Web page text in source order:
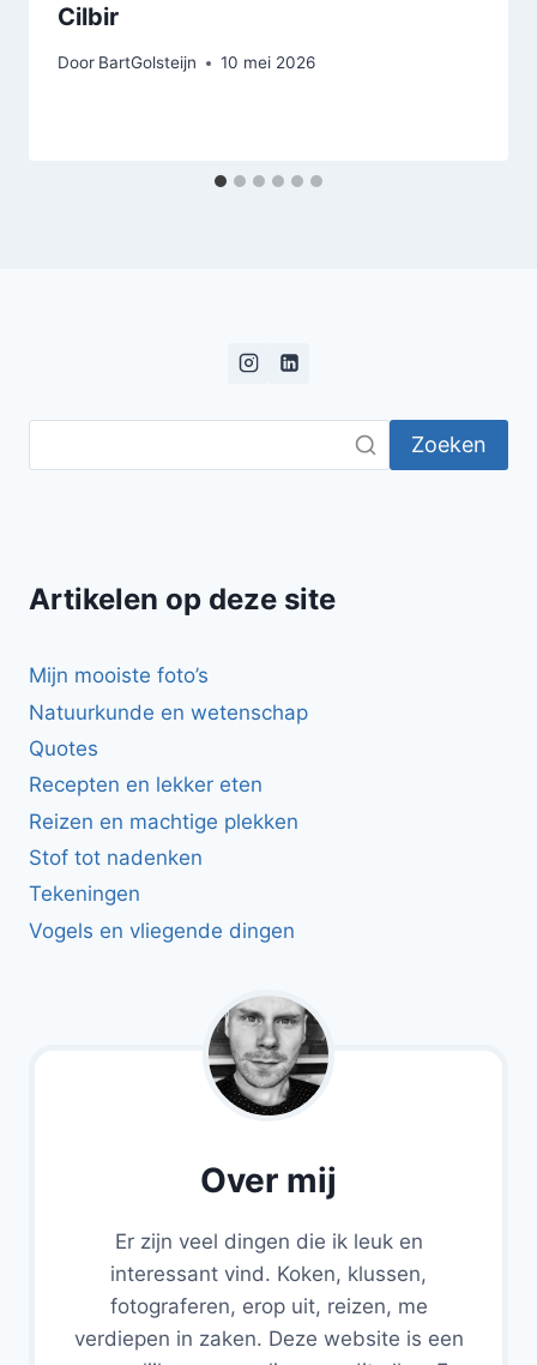
Cilbir
Door BartGolsteijn 10 mei 2026
Zoeken
Artikelen op deze site
Mijn mooiste foto’s
Natuurkunde en wetenschap
Quotes
Recepten en lekker eten
Reizen en machtige plekken
Stof tot nadenken
Tekeningen
Vogels en vliegende dingen
Over mij
Er zijn veel dingen die ik leuk en
interessant vind. Koken, klussen,
fotograferen, erop uit, reizen, me
verdiepen in zaken. Deze website is een